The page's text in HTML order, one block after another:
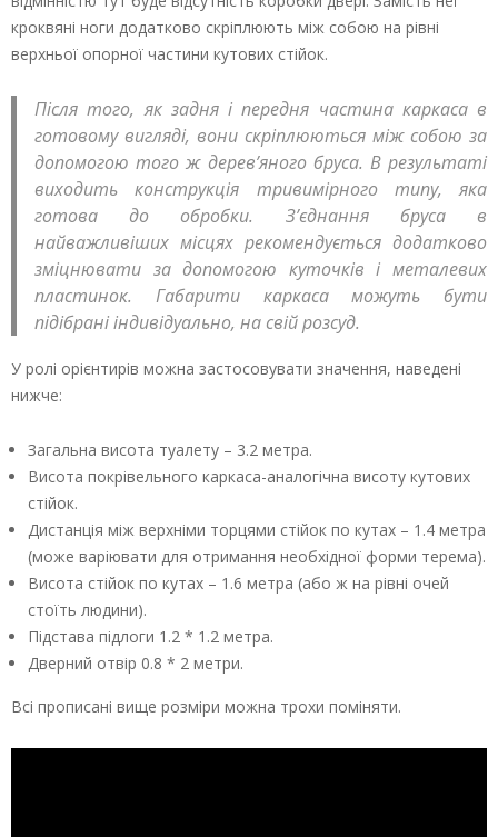
кроквяні ноги додатково скріплюють між собою на рівні
верхньої опорної частини кутових стійок.
Після того, як задня і передня частина каркаса в
готовому вигляді, вони скріплюються між собою за
допомогою того ж дерев’яного бруса. В результаті
виходить конструкція тривимірного типу, яка
готова до обробки. З’єднання бруса в
найважливіших місцях рекомендується додатково
зміцнювати за допомогою куточків і металевих
пластинок. Габарити каркаса можуть бути
підібрані індивідуально, на свій розсуд.
У ролі орієнтирів можна застосовувати значення, наведені
нижче:
Загальна висота туалету – 3.2 метра.
Висота покрівельного каркаса-аналогічна висоту кутових
стійок.
Дистанція між верхніми торцями стійок по кутах – 1.4 метра
(може варіювати для отримання необхідної форми терема).
Висота стійок по кутах – 1.6 метра (або ж на рівні очей
стоїть людини).
Підстава підлоги 1.2 * 1.2 метра.
Дверний отвір 0.8 * 2 метри.
Всі прописані вище розміри можна трохи поміняти.